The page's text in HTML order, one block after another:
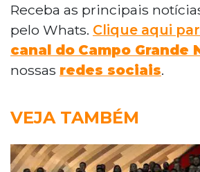
Receba as principais
pelo Whats. Clique aqui
canal do Campo Grande
nossas redes sociais.
VEJA TAMBÉM